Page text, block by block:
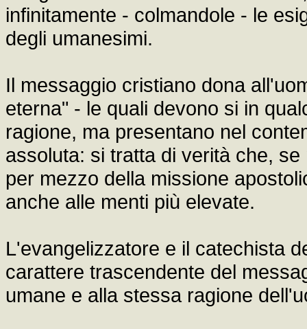
infinitamente - colmandole - le
degli umanesimi.
Il messaggio cristiano dona
eterna" - le quali devono si in
ragione, ma presentano nel
assoluta: si tratta di verità che,
per mezzo della missione
anche alle menti più elevate.
L'evangelizzatore e il catechista
carattere trascendente del
umane e alla stessa ragione